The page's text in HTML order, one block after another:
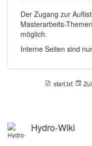
Der Zugang zur
Masterarbeits-
möglich.
Interne Seiten sind
start.txt
Hydro-Wiki